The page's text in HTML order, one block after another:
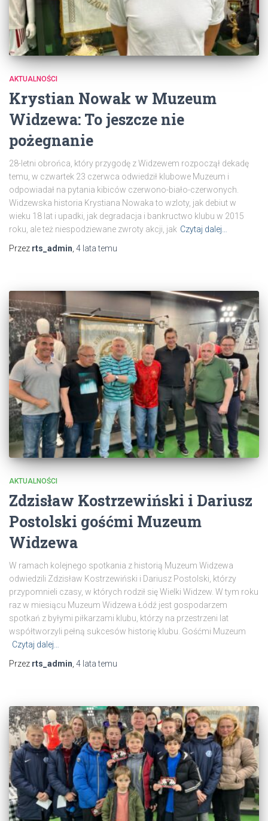
AKTUALNOŚCI
Krystian Nowak w Muzeum
Widzewa: To jeszcze nie
pożegnanie
28-letni obrońca, który przygodę z Widzewem rozpoczął dekadę
temu, w czwartek 23 czerwca odwiedził klubowe Muzeum i
odpowiadał na pytania kibiców czerwono-biało-czerwonych.
Widzewska historia Krystiana Nowaka to wzloty, jak debiut w
wieku 18 lat i upadki, jak degradacja i bankructwo klubu w 2015
roku, ale też niespodziewane zwroty akcji, jak Czytaj dalej…
Przez rts_admin, 4 latatemu
AKTUALNOŚCI
Zdzisław Kostrzewiński i Dariusz
Postolski gośćmi Muzeum
Widzewa
W ramach kolejnego spotkania z historią Muzeum Widzewa
odwiedzili Zdzisław Kostrzewiński i Dariusz Postolski, którzy
przypomnieli czasy, w których rodził się Wielki Widzew. W tym roku
raz w miesiącu Muzeum Widzewa Łódź jest gospodarzem
spotkań z byłymi piłkarzami klubu, którzy na przestrzeni lat
współtworzyli pełną sukcesów historię klubu. Gośćmi Muzeum
Czytaj dalej…
Przez rts_admin 4 latatemu